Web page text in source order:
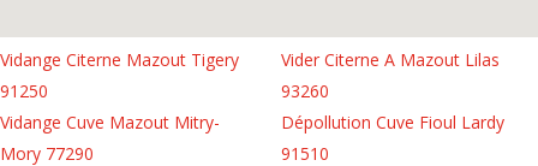
Vidange Citerne Mazout Tigery
91250
Vidange Cuve Mazout Mitry-
Mory 77290
Vider Citerne A Mazout Lilas
93260
Dépollution Cuve Fioul Lardy
91510